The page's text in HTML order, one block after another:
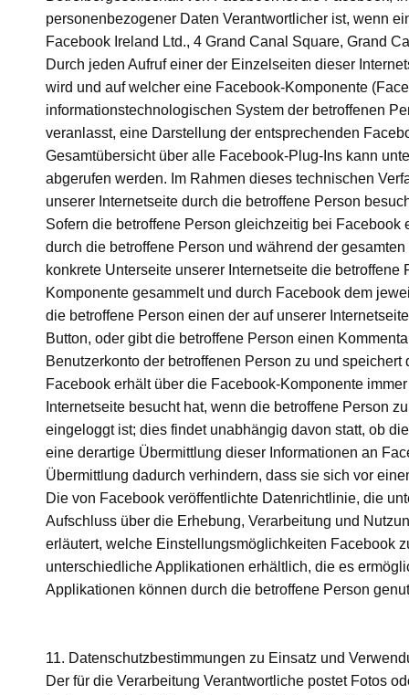
personenbezogener Daten Verantwortlicher ist, wenn
Facebook Ireland Ltd., 4 Grand Canal Square, Grand
Durch jeden Aufruf einer der Einzelseiten dieser
wird und auf welcher eine Facebook-Komponente
informationstechnologischen System der betroffenen
veranlasst, eine Darstellung der entsprechenden
Gesamtübersicht über alle Facebook-Plug-Ins kann
abgerufen werden. Im Rahmen dieses technischen
unserer Internetseite durch die betroffene Person
Sofern die betroffene Person gleichzeitig bei
durch die betroffene Person und während der
konkrete Unterseite unserer Internetseite die
Komponente gesammelt und durch Facebook dem
die betroffene Person einen der auf unserer
Button, oder gibt die betroffene Person einen
Benutzerkonto der betroffenen Person zu und
Facebook erhält über die Facebook-Komponente
Internetseite besucht hat, wenn die betroffene Person
eingeloggt ist; dies findet unabhängig davon statt, ob
eine derartige Übermittlung dieser Informationen an
Übermittlung dadurch verhindern, dass sie sich vor
Die von Facebook veröffentlichte Datenrichtlinie, die
Aufschluss über die Erhebung, Verarbeitung und
erläutert, welche Einstellungsmöglichkeiten Facebook
unterschiedliche Applikationen erhältlich, die es
Applikationen können durch die betroffene Person
11. Datenschutzbestimmungen zu Einsatz und
Der für die Verarbeitung Verantwortliche postet Fotos